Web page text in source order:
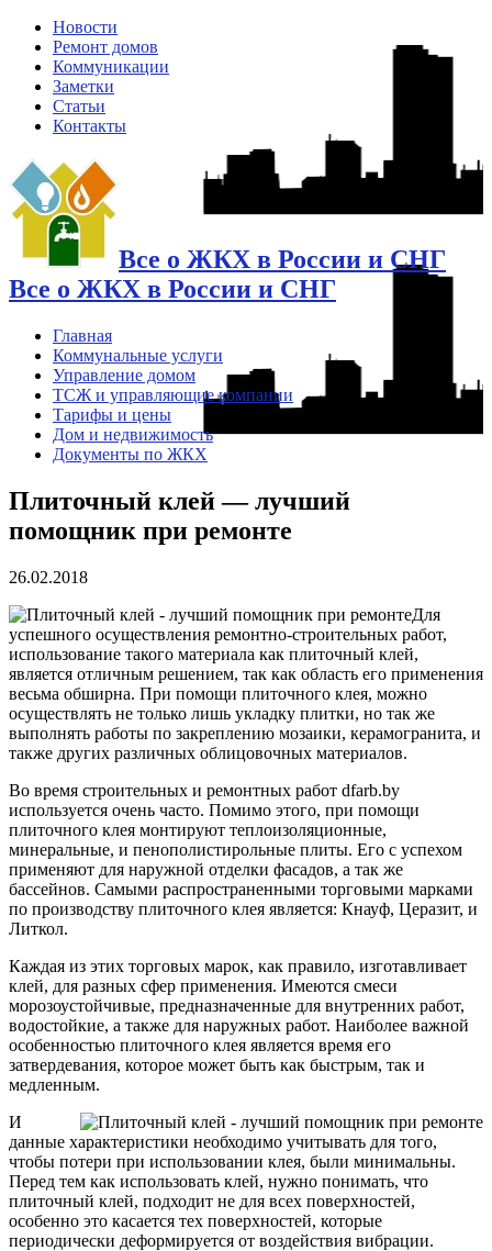
Новости
Ремонт домов
Коммуникации
Заметки
Статьи
Контакты
Все о ЖКХ в России и СНГ
Все о ЖКХ в России и СНГ
Главная
Коммунальные услуги
Управление домом
ТСЖ и управляющие компании
Тарифы и цены
Дом и недвижимость
Документы по ЖКХ
Плиточный клей — лучший
помощник при ремонте
26.02.2018
Для
успешного осуществления ремонтно-строительных работ,
использование такого материала как плиточный клей,
является отличным решением, так как область его применения
весьма обширна. При помощи плиточного клея, можно
осуществлять не только лишь укладку плитки, но так же
выполнять работы по закреплению мозаики, керамогранита, и
также других различных облицовочных материалов.
Во время строительных и ремонтных работ dfarb.by
используется очень часто. Помимо этого, при помощи
плиточного клея монтируют теплоизоляционные,
минеральные, и пенополистирольные плиты. Его с успехом
применяют для наружной отделки фасадов, а так же
бассейнов. Самыми распространенными торговыми марками
по производству плиточного клея является: Кнауф, Церазит, и
Литкол.
Каждая из этих торговых марок, как правило, изготавливает
клей, для разных сфер применения. Имеются смеси
морозоустойчивые, предназначенные для внутренних работ,
водостойкие, а также для наружных работ. Наиболее важной
особенностью плиточного клея является время его
затвердевания, которое может быть как быстрым, так и
медленным.
И
данные характеристики необходимо учитывать для того,
чтобы потери при использовании клея, были минимальны.
Перед тем как использовать клей, нужно понимать, что
плиточный клей, подходит не для всех поверхностей,
особенно это касается тех поверхностей, которые
периодически деформируется от воздействия вибрации.